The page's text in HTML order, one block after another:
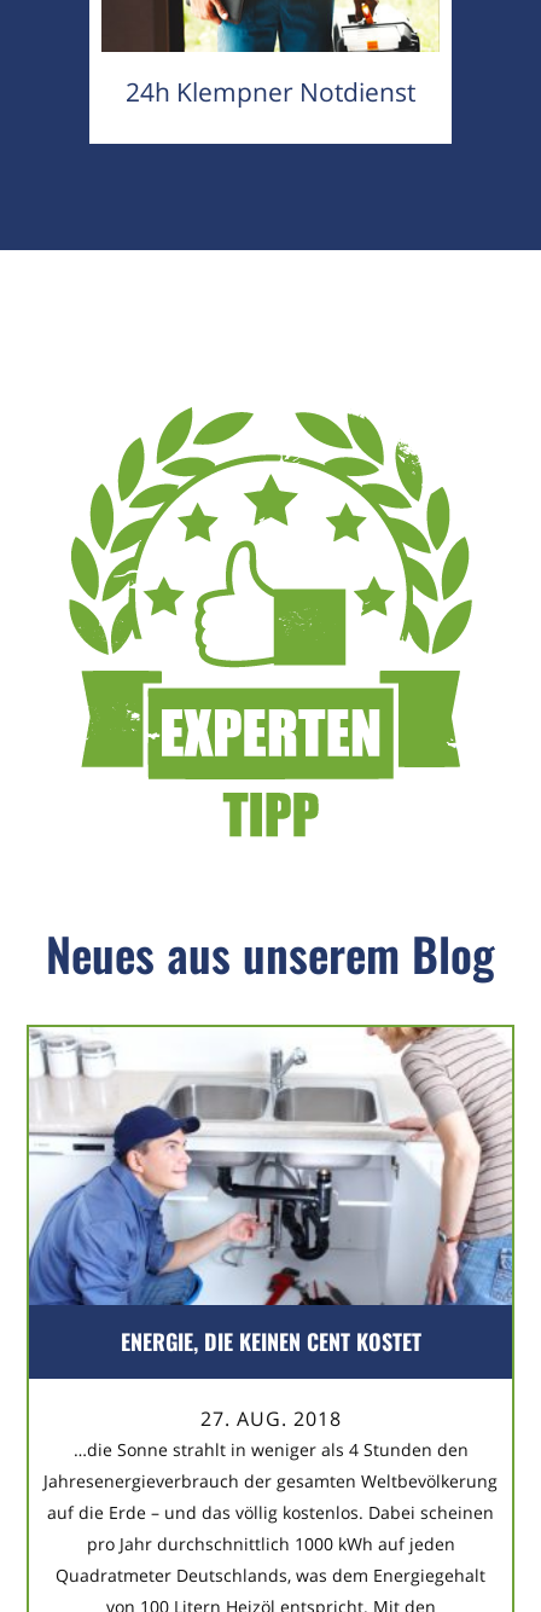
24h Klempner Notdienst
Neues aus unserem Blog
ENERGIE, DIE KEINEN CENT KOSTET
27. AUG. 2018
…die Sonne strahlt in weniger als 4 Stunden den
Jahresenergieverbrauch der gesamten Weltbevölkerung
auf die Erde – und das völlig kostenlos. Dabei scheinen
pro Jahr durchschnittlich 1000 kWh auf jeden
Quadratmeter Deutschlands, was dem Energiegehalt
von 100 Litern Heizöl entspricht. Mit den